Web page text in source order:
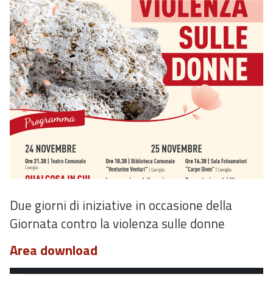
Due giorni di iniziative in occasione della
Giornata contro la violenza sulle donne
Area download